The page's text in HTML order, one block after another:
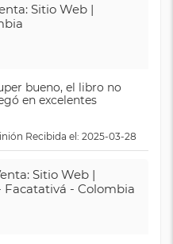
Sitio Web |
bueno, el libro no
en excelentes
Recibida el: 2025-03-28
Sitio Web |
- Colombia